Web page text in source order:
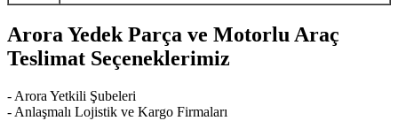
Arora Yedek Parça ve Motorlu Araç
Teslimat Seçeneklerimiz
- Arora Yetkili Şubeleri
- Anlaşmalı Lojistik ve Kargo Firmaları